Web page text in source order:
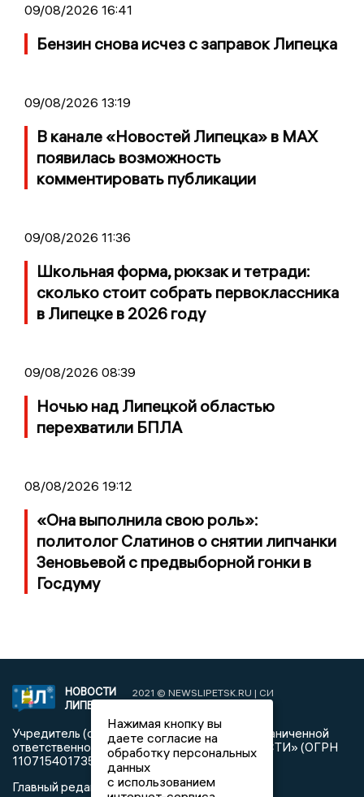
09/08/2026 16:41
Бензин снова исчез с заправок Липецка
09/08/2026 13:19
В канале «Новостей Липецка» в MAX
появилась возможность
комментировать публикации
09/08/2026 11:36
Школьная форма, рюкзак и тетради:
сколько стоит собрать первоклассника
в Липецке в 2026 году
09/08/2026 08:39
Ночью над Липецкой областью
перехватили БПЛА
08/08/2026 19:12
«Она выполнила свою роль»:
политолог Слатинов о снятии липчанки
Зеновьевой с предвыборной гонки в
Госдуму
НОВОСТИ
ЛИПЕЦКА
2021 © NEWSLIPETSK.RU | СИ
Учредитель (соучредители): Общество с ограниченной
ответственностью «РЕГИОНАЛЬНЫЕ НОВОСТИ» (ОГРН
1107154017354)
Главный редактор: Герцог Е.Г.
Нажимая кнопку вы
даете согласие на
обработку персональных
данных
с использованием